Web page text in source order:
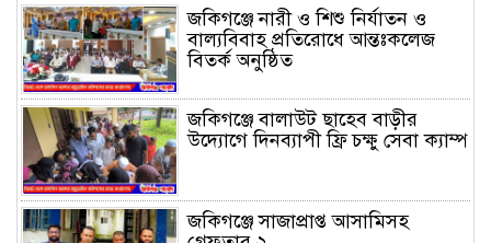
জকিগঞ্জে নারী ও শিশু নির্যাতন ও
বাল্যবিবাহ প্রতিরোধে আন্তঃকলেজ
বিতর্ক অনুষ্ঠিত
জকিগঞ্জে বালাউট ছাহেব বাড়ীর
উদ্যোগে দিনব্যাপী ফ্রি চক্ষু সেবা ক্যাম্প
জকিগঞ্জে সাজাপ্রাপ্ত আসামিসহ